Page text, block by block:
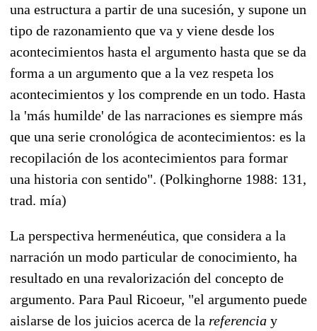
una estructura a partir de una sucesión, y supone un
tipo de razonamiento que va y viene desde los
acontecimientos hasta el argumento hasta que se da
forma a un argumento que a la vez respeta los
acontecimientos y los comprende en un todo. Hasta
la 'más humilde' de las narraciones es siempre más
que una serie cronológica de acontecimientos: es la
recopilación de los acontecimientos para formar
una historia con sentido". (Polkinghorne 1988: 131,
trad. mía)
La perspectiva hermenéutica, que considera a la
narración un modo particular de conocimiento, ha
resultado en una revalorización del concepto de
argumento. Para Paul Ricoeur, "el argumento puede
aislarse de los juicios acerca de la referencia y